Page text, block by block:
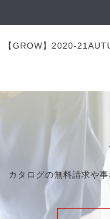
【GROW】2020-
カタログの無料請求や